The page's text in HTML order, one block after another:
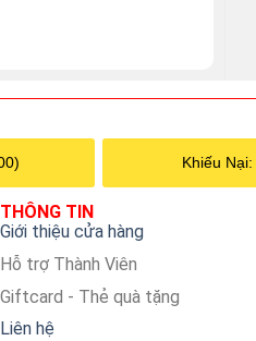
Khiếu Nại:
THÔNG TIN
Giới thiệu cửa hàng
Hỗ trợ Thành Viên
Giftcard - Thẻ quà tặng
Liên hệ